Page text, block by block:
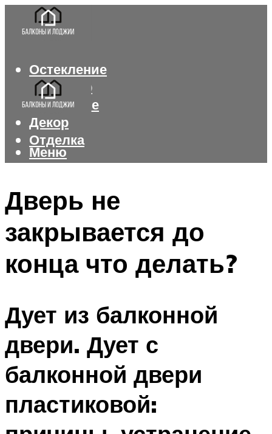
Остекление
Интерьер
Утепление
Декор
Отделка
Меню
Дверь не
закрывается до
конца что делать?
Дует из балконной
двери. Дует с
балконной двери
пластиковой: